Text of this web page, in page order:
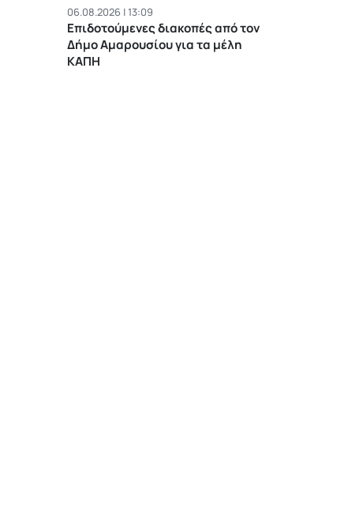
06.08.2026 | 13:09
Επιδοτούμενες διακοπές από τον
Δήμο Αμαρουσίου για τα μέλη
ΚΑΠΗ